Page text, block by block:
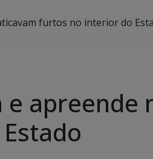
furtos no interior do
e